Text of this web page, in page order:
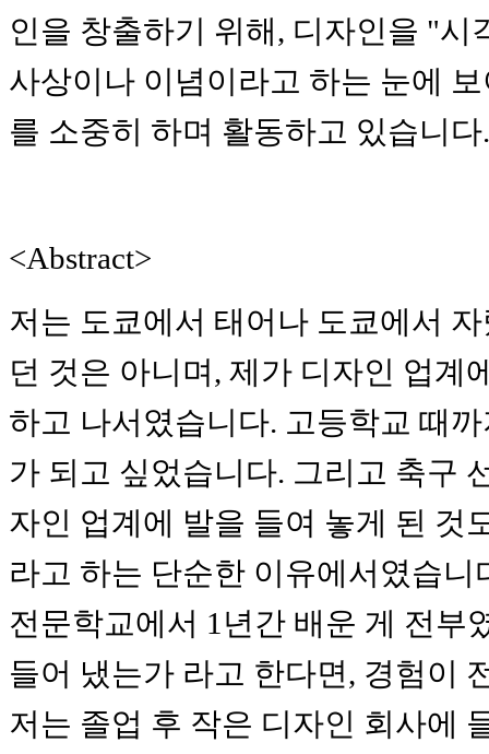
인을 창출하기 위해, 디자인을 "
사상이나 이념이라고 하는 눈에
를 소중히 하며 활동하고 있습니다.
<Abstract>
저는 도쿄에서 태어나 도쿄에서
던 것은 아니며, 제가 디자인 업계
하고 나서였습니다. 고등학교 때
가 되고 싶었습니다. 그리고 축구
자인 업계에 발을 들여 놓게 된 것
라고 하는 단순한 이유에서였습
전문학교에서 1년간 배운 게 전부
들어 냈는가 라고 한다면, 경험이
저는 졸업 후 작은 디자인 회사에